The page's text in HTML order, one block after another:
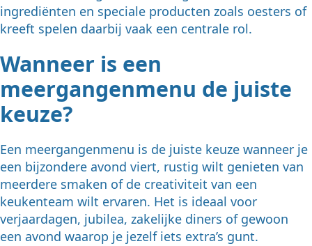
ingrediënten en speciale producten zoals oesters of
kreeft spelen daarbij vaak een centrale rol.
Wanneer is een
meergangenmenu de juiste
keuze?
Een meergangenmenu is de juiste keuze wanneer je
een bijzondere avond viert, rustig wilt genieten van
meerdere smaken of de creativiteit van een
keukenteam wilt ervaren. Het is ideaal voor
verjaardagen, jubilea, zakelijke diners of gewoon
een avond waarop je jezelf iets extra’s gunt.